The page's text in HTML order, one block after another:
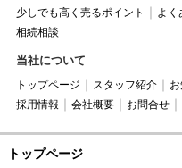
少しでも高く売るポイント
よく
相続相談
当社について
トップページ スタッフ紹介
採用情報
会社概要 お問合せ
トップページ